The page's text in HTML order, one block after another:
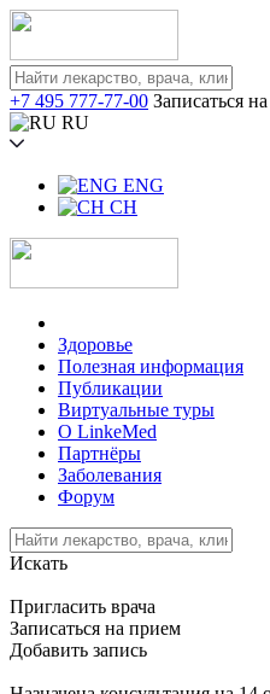
+7 495 777-77-00 Записаться
RU
ENG
CH
Здоровье
Полезная информация
Публикации
Виртуальные туры
О LinkeMed
Партнёры
Заболевания
Форум
Искать
Пригласить врача
Записаться на прием
Добавить запись